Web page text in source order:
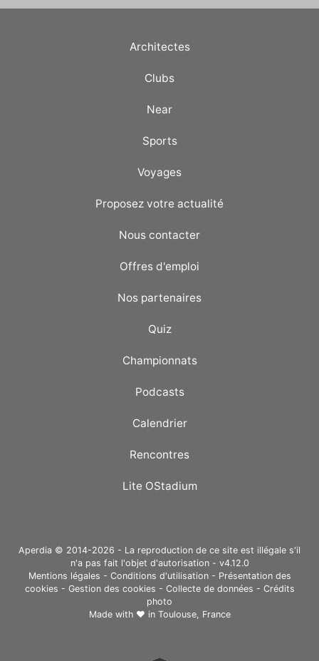
Architectes
Clubs
Near
Sports
Voyages
Proposez votre actualité
Nous contacter
Offres d'emploi
Nos partenaires
Quiz
Championnats
Podcasts
Calendrier
Rencontres
Lite OStadium
Aperdia © 2014-2026 - La reproduction de ce site est illégale s'il
n'a pas fait l'objet d'autorisation - v4.12.0
Mentions légales - Conditions d'utilisation- Présentation des
cookies - Gestion des cookies - Collecte de données - Crédits
photo
Made with ❤ in Toulouse, France